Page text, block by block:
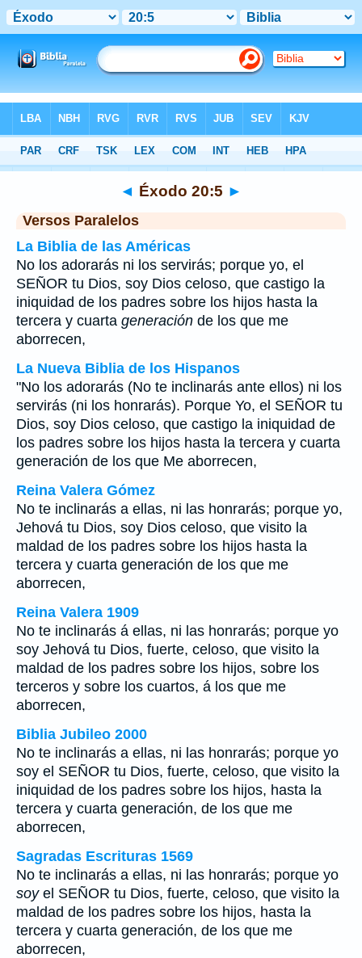
>Éxodo> Capítulo 20 > Verso 5
◄ Éxodo 20:5 ►
Versos Paralelos
La Biblia de las Américas
No los adorarás ni los servirás; porque yo, el
SEÑOR tu Dios, soy Dios celoso, que castigo la
iniquidad de los padres sobre los hijos hasta la
tercera y cuarta generación de los que me
aborrecen,
La Nueva Biblia de los Hispanos
"No los adorarás (No te inclinarás ante ellos) ni los
servirás (ni los honrarás). Porque Yo, el SEÑOR tu
Dios, soy Dios celoso, que castigo la iniquidad de
los padres sobre los hijos hasta la tercera y cuarta
generación de los que Me aborrecen,
Reina Valera Gómez
No te inclinarás a ellas, ni las honrarás; porque yo,
Jehová tu Dios, soy Dios celoso, que visito la
maldad de los padres sobre los hijos hasta la
tercera y cuarta generación de los que me
aborrecen,
Reina Valera 1909
No te inclinarás á ellas, ni las honrarás; porque yo
soy Jehová tu Dios, fuerte, celoso, que visito la
maldad de los padres sobre los hijos, sobre los
terceros y sobre los cuartos, á los que me
aborrecen,
Biblia Jubileo 2000
No te inclinarás a ellas, ni las honrarás; porque yo
soy el SEÑOR tu Dios, fuerte, celoso, que visito la
iniquidad de los padres sobre los hijos, hasta la
tercera y cuarta generación, de los que me
aborrecen,
Sagradas Escrituras 1569
No te inclinarás a ellas, ni las honrarás; porque yo
soyel SEÑOR tu Dios, fuerte, celoso, que visito la
maldad de los padres sobre los hijos, hasta la
tercera y cuarta generación, de los que me
aborrecen,